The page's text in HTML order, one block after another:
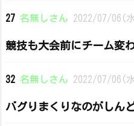
27 名無しさん 2022/07/06(
競技も大会前にチーム変
32 名無しさん 2022/07/06(
バグりまくりなのがしん